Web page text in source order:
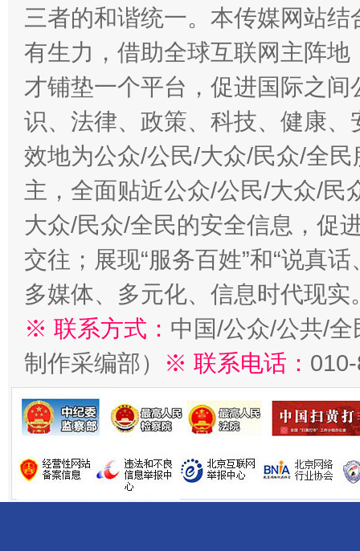
三者的和谐统一。本传媒网站
有生力，借助全球互联网主阵
才铺垫一个平台，促进国际之
识、法律、政策、科技、健康
效地为公众/公民/大众/民众/全
主，全面贴近公众/公民/大众/民
大众/民众/全民的安全信息，促
交往；展现“服务百姓”和“说真
多媒体、多元化、信息时代现实
※ 联系方式： 中国/公众/公共/
制作采编部）
※ 联系电话：